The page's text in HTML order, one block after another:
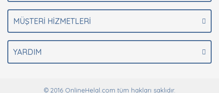
MÜŞTERİ HİZMETLERİ
YARDIM
© 2016 OnlineHelal.com tüm hakları saklıdır.